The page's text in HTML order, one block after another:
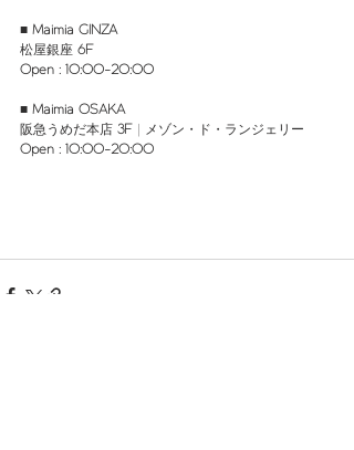
■ Maimia GINZA
松屋銀座 6F
Open : 10:00-20:00
■ Maimia OSAKA
阪急うめだ本店 3F | メゾン・ド・ランジェリー​​​​​​​​
Open : 10:00-20:00